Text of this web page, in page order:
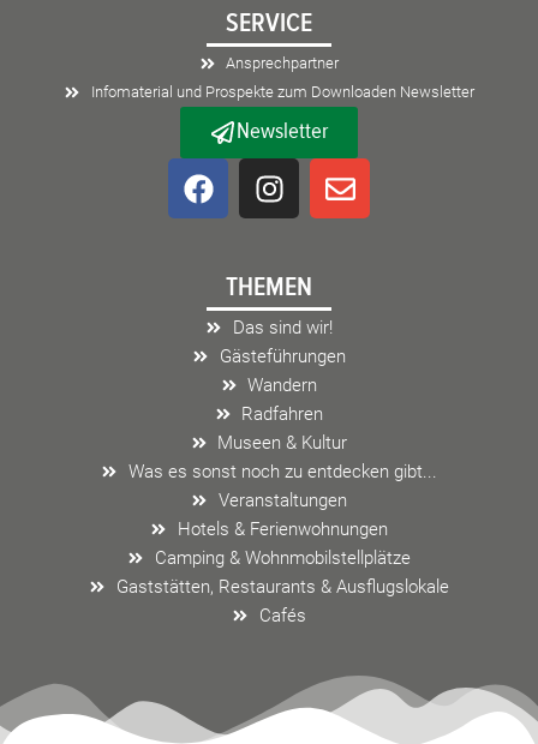
SERVICE
Ansprechpartner
Infomaterial und Prospekte zum Downloaden Newsletter
Newsletter
F
a
o
o
I
n
a
g
r
a
m
E
n
p
THEMEN
Das sind wir!
Gästeführungen
Wandern
Radfahren
Museen & Kultur
Was es sonst noch zu entdecken gibt...
Veranstaltungen
Hotels & Ferienwohnungen
Camping & Wohnmobilstellplätze
Gaststätten, Restaurants & Ausflugslokale
Cafés